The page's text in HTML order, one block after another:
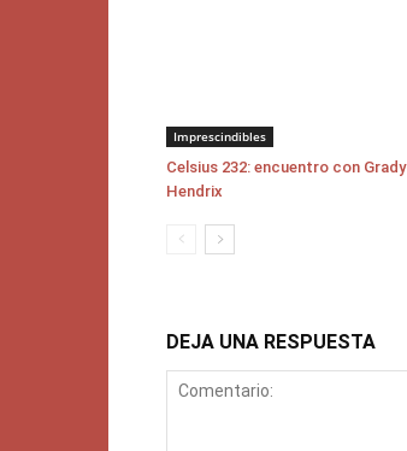
Imprescindibles
Celsius 232: encuentro con Grady
Hendrix
DEJA UNA RESPUESTA